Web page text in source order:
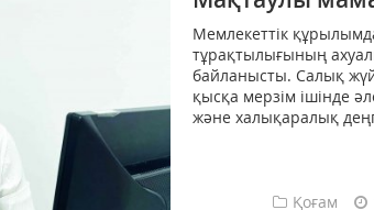
Мемлекеттік
тұрақтылығының
байланысты. Салық
қысқа мерзім ішінде
және ха­лықаралық
Қоғам